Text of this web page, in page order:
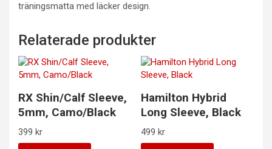
träningsmatta med läcker design.
Relaterade produkter
RX Shin/Calf Sleeve,
5mm, Camo/Black
399 kr
Hamilton Hybrid
Long Sleeve, Black
499 kr